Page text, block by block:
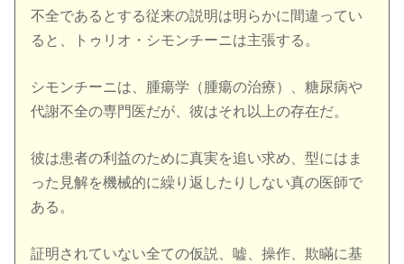
不全であるとする従来の説明は明らかに間違ってい
ると、トゥリオ・シモンチーニは主張する。
シモンチーニは、腫瘍学（腫瘍の治療）、糖尿病や
代謝不全の専門医だが、彼はそれ以上の存在だ。
彼は患者の利益のために真実を追い求め、型にはま
った見解を機械的に繰り返したりしない真の医師で
ある。
証明されていない全ての仮説、嘘、操作、欺瞞に基